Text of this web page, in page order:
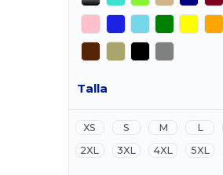
Talla
XS S M L
2XL
3XL 4XL 5XL